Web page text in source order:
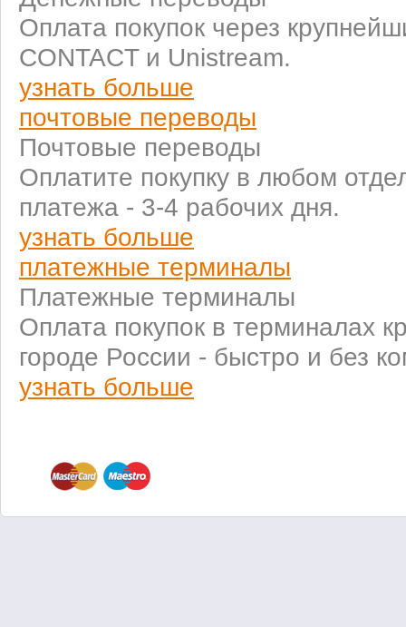
Оплата покупок через
CONTACT и Unistream.
узнать больше
почтовые переводы
Почтовые переводы
Оплатите покупку в любом
платежа - 3-4 рабочих дня.
узнать больше
платежные терминалы
Платежные терминалы
Оплата покупок в терминалах
городе России - быстро и без
узнать больше